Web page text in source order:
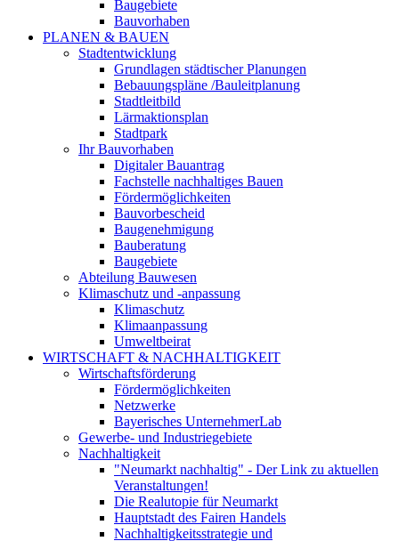
Baugebiete
Bauvorhaben
PLANEN & BAUEN
Stadtentwicklung
Grundlagen städtischer Planungen
Bebauungspläne /Bauleitplanung
Stadtleitbild
Lärmaktionsplan
Stadtpark
Ihr Bauvorhaben
Digitaler Bauantrag
Fachstelle nachhaltiges Bauen
Fördermöglichkeiten
Bauvorbescheid
Baugenehmigung
Bauberatung
Baugebiete
Abteilung Bauwesen
Klimaschutz und -anpassung
Klimaschutz
Klimaanpassung
Umweltbeirat
WIRTSCHAFT & NACHHALTIGKEIT
Wirtschaftsförderung
Fördermöglichkeiten
Netzwerke
Bayerisches UnternehmerLab
Gewerbe- und Industriegebiete
Nachhaltigkeit
"Neumarkt nachhaltig" - Der Link zu aktuellen
Veranstaltungen!
Die Realutopie für Neumarkt
Hauptstadt des Fairen Handels
Nachhaltigkeitsstrategie und